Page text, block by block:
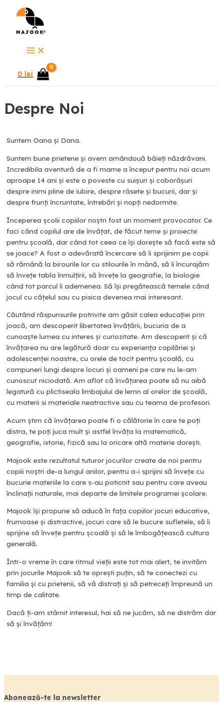
Menu
0 lei
Despre Noi
Suntem Oana şi Dana.
Suntem bune prietene şi avem amândouă băieți năzdrăvani.
Incredibila aventură de a fi mame a început pentru noi acum
aproape 14 ani și este o poveste cu suișuri și coborâșuri
despre inimi pline de iubire, despre râsete și bucurii, dar și
despre frunți încruntate, întrebări și nopți nedormite.
Începerea școlii copiilor noștri fost un moment provocator. Ce
faci când copilul are de învățat, de făcut teme și proiecte
pentru școală, dar când tot ceea ce își dorește să facă este să
se joace? A fost o adevărată încercare să îi sprijinim pe copii
să rămână la birourile lor cu stilourile în mână, să îi încurajăm
să învețe tabla înmulțirii, să învețe la geografie, la biologie
când tot parcul îi ademenea. Să își pregătească temele când
jocul cu cățelul sau cu pisica devenea mai interesant.
Căutând răspunsurile potrivite am găsit calea educației prin
joacă, am descoperit libertatea învățării, bucuria de a
cunoaște lumea cu interes și curiozitate. Am descoperit și că
învățarea nu are legătură doar cu experiența copilăriei și
adolescenței noastre, cu orele de tocit pentru școală, cu
compuneri lungi despre locuri și oameni pe care nu le-am
cunoscut niciodată. Am aflat că învățarea poate să nu aibă
legatură cu plictiseala limbajului de lemn al orelor de școală,
cu materii si materiale neatractive sau cu teama de profesori.
Acum știm că învățarea poate fi o călătorie în care te poți
distra, te poți juca mult și astfel învăța la matematică,
geografie, istorie, fizică sau la oricare altă materie dorești.
Majook este rezultatul tuturor jocurilor create de noi pentru
copiii noștri de-a lungul anilor, pentru a-i sprijini să învețe cu
bucurie materiile la care s-au poticnit sau pentru care aveau
înclinații naturale, mai departe de limitele programei școlare.
Majook își propune să aducă în fața copiilor jocuri educative,
frumoase și distractive, jocuri care să le bucure sufletele, să îi
sprijine să învețe pentru școală și să le îmbogățească cultura
generală.
Într-o vreme în care ritmul vieții este tot mai alert, te invităm
prin jocurile Majook să te oprești puțin, să te conectezi cu
familia și cu prietenii, să vă distrați și să petreceți împreună un
timp de calitate.
Dacă ți-am stârnit interesul, hai să ne jucăm, să ne distrăm dar
să și învățăm!
Abonează-te la newsletter